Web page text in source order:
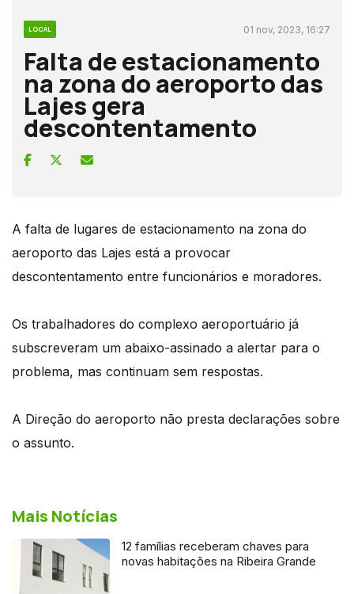
LOCAL 01 nov, 2023, 16:27
Falta de estacionamento
na zona do aeroporto das
Lajes gera
descontentamento
A falta de lugares de estacionamento na zona do
aeroporto das Lajes está a provocar
descontentamento entre funcionários e moradores.
Os trabalhadores do complexo aeroportuário já
subscreveram um abaixo-assinado a alertar para o
problema, mas continuam sem respostas.
A Direção do aeroporto não presta declarações sobre
o assunto.
Mais Notícias
12 famílias receberam chaves para
novas habitações na Ribeira Grande